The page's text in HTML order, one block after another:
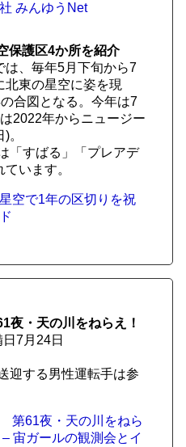
みんゆうNet
保護区4か所を紹介
は、毎年5月下旬から7
北東の星空に姿を現
合図となる。今年は7
2022年からニュージー
。
「すばる」「プレアデ
います。
空で1年の区切りを祝
・天の川をねらえ！
7月24日
迎する男性運転手は参
第61夜・天の川をねら
宙ガールの観測会とイ